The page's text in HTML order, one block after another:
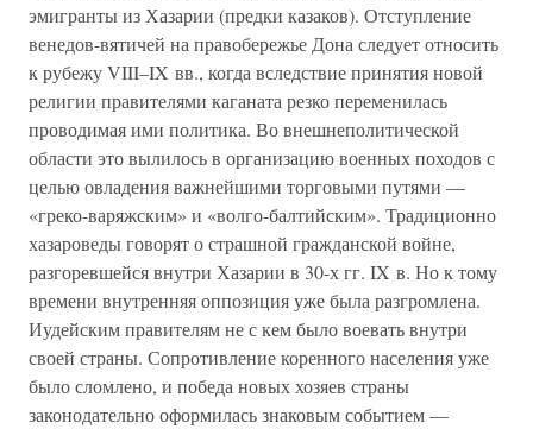
эмигранты из Хазарии (предки казаков). Отступление
венедов-вятичей на правобережье Дона следует относить
к рубежу VIII–IX вв., когда вследствие принятия новой
религии правителями каганата резко переменилась
проводимая ими политика. Во внешнеполитической
области это вылилось в организацию военных походов с
целью овладения важнейшими торговыми путями —
«греко-варяжским» и «волго-балтийским». Традиционно
хазароведы говорят о страшной гражданской войне,
разгоревшейся внутри Хазарии в 30-х гг. IX в. Но к тому
времени внутренняя оппозиция уже была разгромлена.
Иудейским правителям не с кем было воевать внутри
своей страны. Сопротивление коренного населения уже
было сломлено, и победа новых хозяев страны
законодательно оформилась знаковым событием —